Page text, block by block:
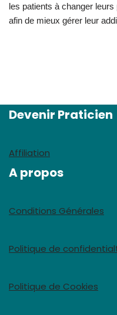
les patients à changer
afin de mieux gérer leur
Devenir Praticien
Affiliation
A propos
Conditions Générales
Politique de
Politique de Cookies